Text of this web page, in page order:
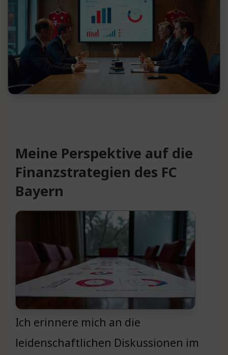
Meine Perspektive auf die
Finanzstrategien des FC
Bayern
Ich erinnere mich an die
leidenschaftlichen Diskussionen im